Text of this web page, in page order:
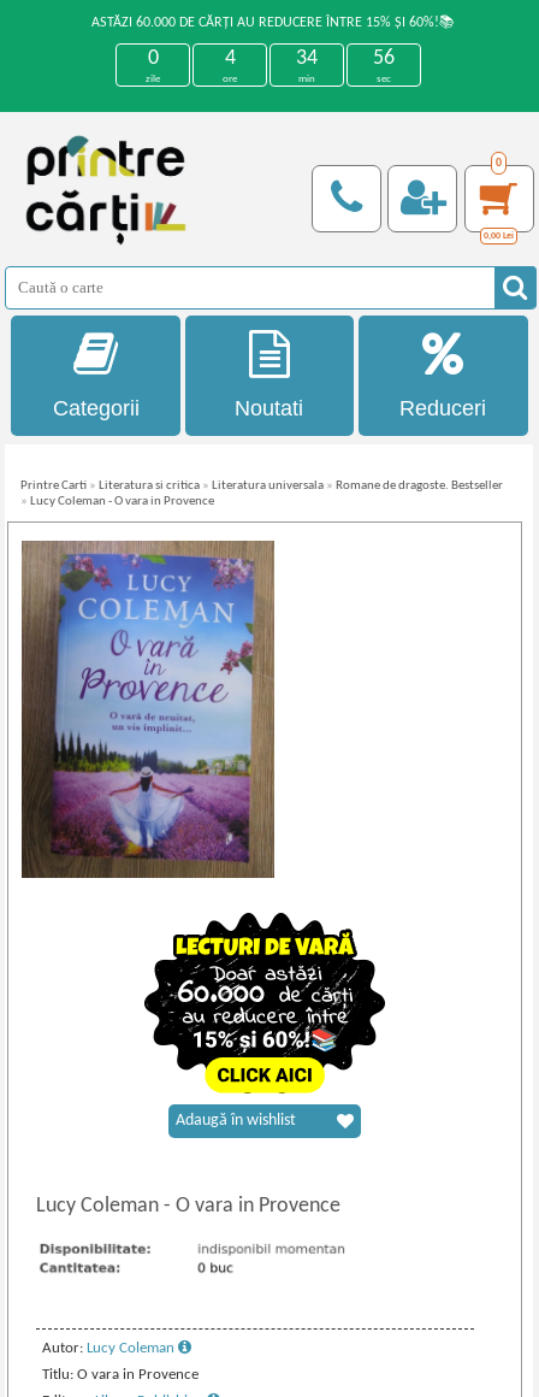
ASTĂZI 60.000 DE CĂRȚI AU REDUCERE ÎNTRE 15% ȘI 60%!📚
0
zile
4
ore
34
min
56
sec
0
0,00 Lei
Categorii Noutati Reduceri
Printre Carti » Literatura si critica » Literatura universala » Romane de dragoste. Bestseller
» Lucy Coleman - O vara in Provence
Lucy Coleman- O vara in Provence
Autor:Lucy Coleman
Titlu: O vara in Provence
Adaugă în wishlist